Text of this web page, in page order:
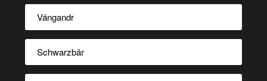
Vángandr
Schwarzbär